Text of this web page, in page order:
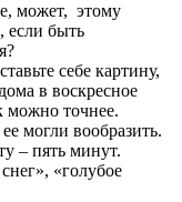
может, этому
если быть
себе картину,
в воскресное
можно точнее.
могли вообразить.
– пять минут.
«голубое